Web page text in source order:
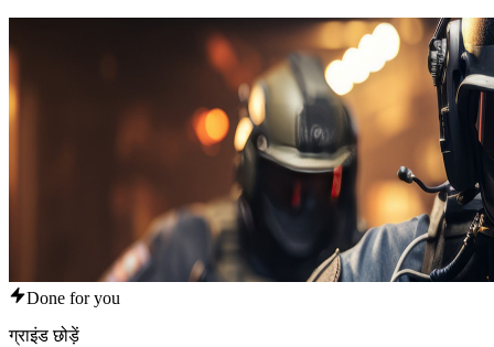
Done for you
ग्राइंड छोड़ें